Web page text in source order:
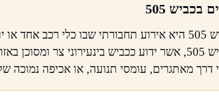
505
תאונת דרכים בכביש 505 היא אירוע תחבורתי שבו
תהפכות לאורך כביש 505, אשר ידוע ככביש בינעירוני צר
דרך מאתגרים, עומסי תנועה, או אכיפה נמוכה